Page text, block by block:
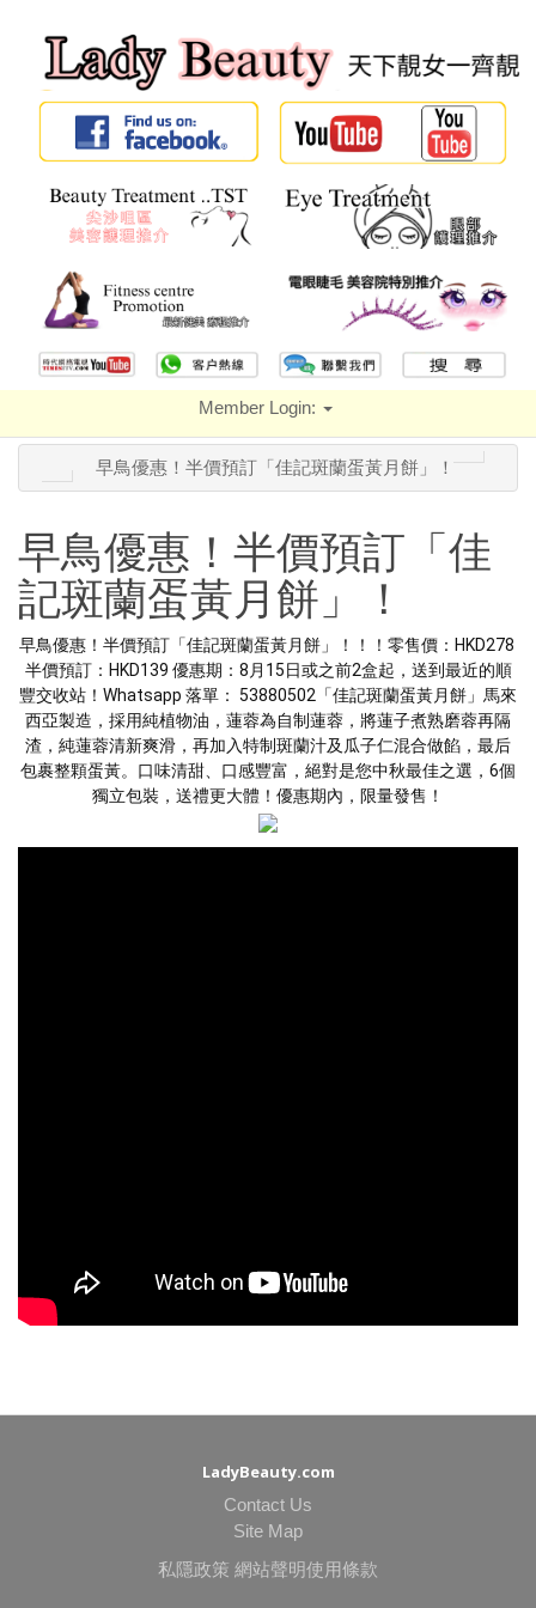
Member Login:
早鳥優惠！半價預訂「佳記斑蘭蛋黃月餅」！
早鳥優惠！半價預訂「佳
記斑蘭蛋黃月餅」！
早鳥優惠！半價預訂「佳記斑蘭蛋黃月餅」！！！零售價：HKD278
半價預訂：HKD139 優惠期：8月15日或之前2盒起，送到最近的順
豐交收站！Whatsapp 落單： 53880502「佳記斑蘭蛋黃月餅」馬來
西亞製造，採用純植物油，蓮蓉為自制蓮蓉，將蓮子煮熟磨蓉再隔
渣，純蓮蓉清新爽滑，再加入特制斑蘭汁及瓜子仁混合做餡，最后
包裹整顆蛋黃。口味清甜、口感豐富，絕對是您中秋最佳之選，6個
獨立包裝，送禮更大體！優惠期內，限量發售！
LadyBeauty.com
Contact Us
Site Map
私隱政策 網站聲明使用條款